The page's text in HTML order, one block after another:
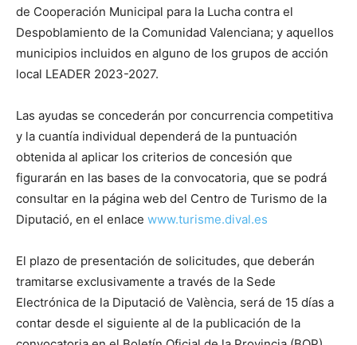
de Cooperación Municipal para la Lucha contra el
Despoblamiento de la Comunidad Valenciana; y aquellos
municipios incluidos en alguno de los grupos de acción
local LEADER 2023-2027.
Las ayudas se concederán por concurrencia competitiva
y la cuantía individual dependerá de la puntuación
obtenida al aplicar los criterios de concesión que
figurarán en las bases de la convocatoria, que se podrá
consultar en la página web del Centro de Turismo de la
Diputació, en el enlace www.turisme.dival.es
El plazo de presentación de solicitudes, que deberán
tramitarse exclusivamente a través de la Sede
Electrónica de la Diputació de València, será de 15 días a
contar desde el siguiente al de la publicación de la